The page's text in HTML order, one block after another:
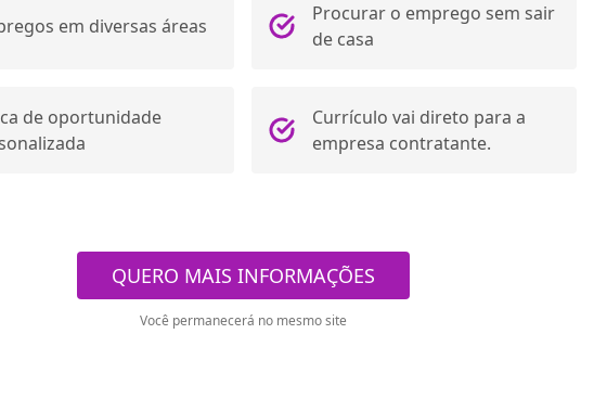
em diversas áreas
Procurar o emprego sem sair
de casa
de oportunidade
Currículo vai direto para a
empresa contratante.
QUERO MAIS INFORMAÇÕES
Você permanecerá no mesmo site